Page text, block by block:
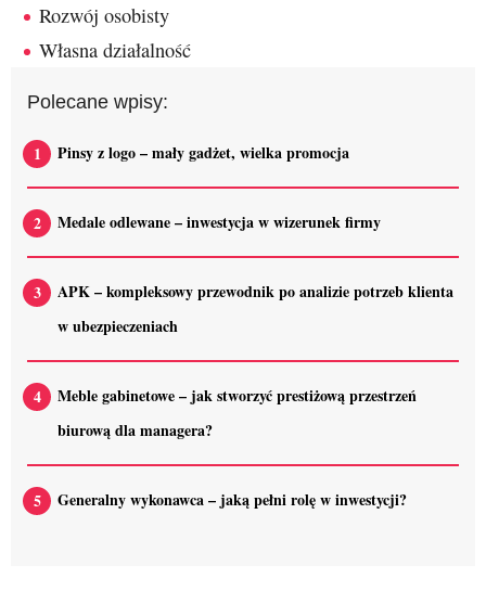
Rozwój osobisty
Własna działalność
Polecane wpisy:
Pinsy z logo – mały gadżet, wielka promocja
Medale odlewane – inwestycja w wizerunek firmy
APK – kompleksowy przewodnik po analizie potrzeb klienta
w ubezpieczeniach
Meble gabinetowe – jak stworzyć prestiżową przestrzeń
biurową dla managera?
Generalny wykonawca – jaką pełni rolę w inwestycji?